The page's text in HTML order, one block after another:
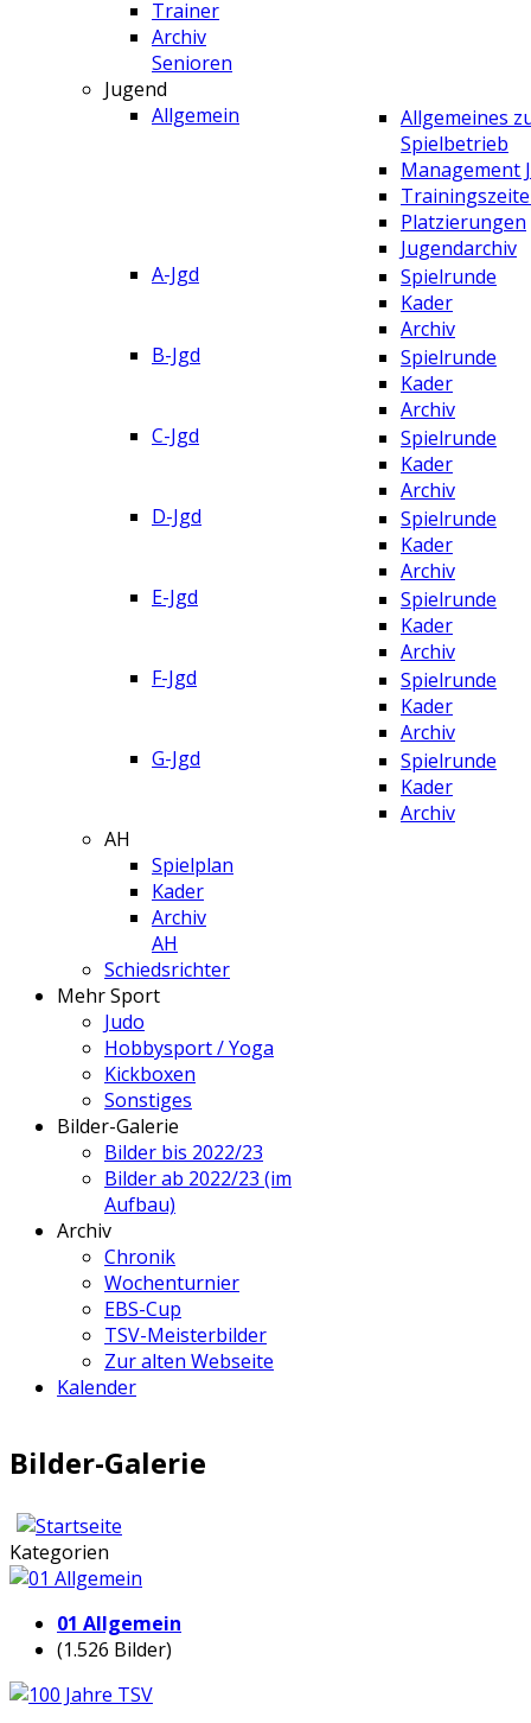
Trainer
Archiv
Senioren
Jugend
Allgemein
Allgemeines
Spielbetrieb
Management
Platzierungen
Jugendarchiv
A-Jgd
Spielrunde
Kader
Archiv
B-Jgd
Spielrunde
Kader
Archiv
C-Jgd
Spielrunde
Kader
Archiv
D-Jgd
Spielrunde
Kader
Archiv
E-Jgd
Spielrunde
Kader
Archiv
F-Jgd
Spielrunde
Kader
Archiv
G-Jgd
Spielrunde
Kader
Archiv
AH
Spielplan
Kader
Archiv
AH
Schiedsrichter
Mehr Sport
Judo
Hobbysport / Yoga
Kickboxen
Sonstiges
Bilder-Galerie
Bilder bis 2022/23
Bilder ab 2022/23 (im
Aufbau)
Archiv
Chronik
Wochenturnier
EBS-Cup
TSV-Meisterbilder
Zur alten Webseite
Kalender
Bilder-Galerie
Kategorien
01 Allgemein
(1.526 Bilder)